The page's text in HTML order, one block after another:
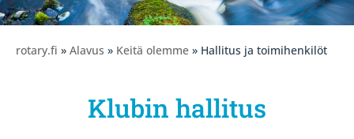
rotary.fi » Alavus » Keitä olemme » Hallitus ja toimihenkilöt
Klubin hallitus